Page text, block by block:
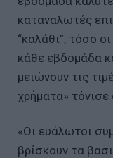
καταναλωτές
“καλάθι”, τόσο
κάθε εβδομάδα
μειώνουν τις
χρήματα» τόνισε
«Οι ευάλωτοι
βρίσκουν τα